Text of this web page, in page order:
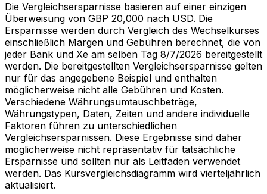
Die Vergleichsersparnisse basieren auf einer einzigen
Überweisung von GBP 20,000 nach USD. Die
Ersparnisse werden durch Vergleich des Wechselkurses
einschließlich Margen und Gebühren berechnet, die von
jeder Bank und Xe am selben Tag 8/7/2026 bereitgestellt
werden. Die bereitgestellten Vergleichsersparnisse gelten
nur für das angegebene Beispiel und enthalten
möglicherweise nicht alle Gebühren und Kosten.
Verschiedene Währungsumtauschbeträge,
Währungstypen, Daten, Zeiten und andere individuelle
Faktoren führen zu unterschiedlichen
Vergleichsersparnissen. Diese Ergebnisse sind daher
möglicherweise nicht repräsentativ für tatsächliche
Ersparnisse und sollten nur als Leitfaden verwendet
werden. Das Kursvergleichsdiagramm wird vierteljährlich
aktualisiert.